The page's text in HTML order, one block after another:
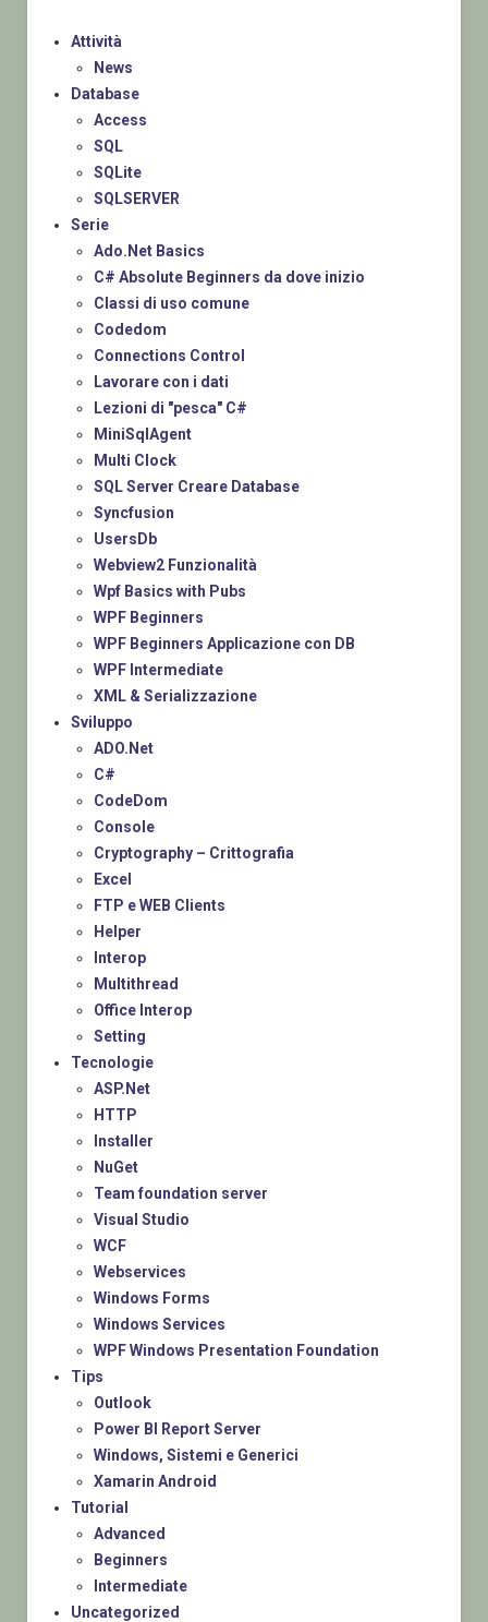
Attività
News
Database
Access
SQL
SQLite
SQLSERVER
Serie
Ado.Net Basics
C# Absolute Beginners da dove inizio
Classi di uso comune
Codedom
Connections Control
Lavorare con i dati
Lezioni di "pesca" C#
MiniSqlAgent
Multi Clock
SQL Server Creare Database
Syncfusion
UsersDb
Webview2 Funzionalità
Wpf Basics with Pubs
WPF Beginners
WPF Beginners Applicazione con DB
WPF Intermediate
XML & Serializzazione
Sviluppo
ADO.Net
C#
CodeDom
Console
Cryptography – Crittografia
Excel
FTP e WEB Clients
Helper
Interop
Multithread
Office Interop
Setting
Tecnologie
ASP.Net
HTTP
Installer
NuGet
Team foundation server
Visual Studio
WCF
Webservices
Windows Forms
Windows Services
WPF Windows Presentation Foundation
Tips
Outlook
Power BI Report Server
Windows, Sistemi e Generici
Xamarin Android
Tutorial
Advanced
Beginners
Intermediate
Uncategorized